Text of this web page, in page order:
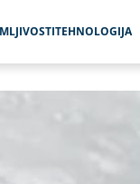
TEHNOLOGIJA